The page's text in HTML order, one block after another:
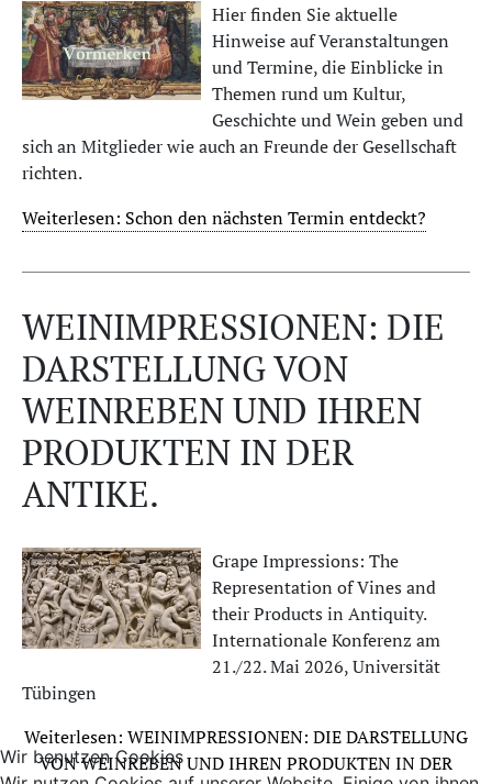
Hier finden Sie aktuelle
Hinweise auf Veranstaltungen
und Termine, die Einblicke in
Themen rund um Kultur,
Geschichte und Wein geben und
sich an Mitglieder wie auch an Freunde der Gesellschaft
richten.
Weiterlesen: Schon den nächsten Termin entdeckt?
WEINIMPRESSIONEN: DIE
DARSTELLUNG VON
WEINREBEN UND IHREN
PRODUKTEN IN DER
ANTIKE.
Grape Impressions: The
Representation of Vines and
their Products in Antiquity.
Internationale Konferenz am
21./22. Mai 2026, Universität
Tübingen
Weiterlesen: WEINIMPRESSIONEN: DIE DARSTELLUNG
VON WEINREBEN UND IHREN PRODUKTEN IN DER
Wir benutzen Cookies